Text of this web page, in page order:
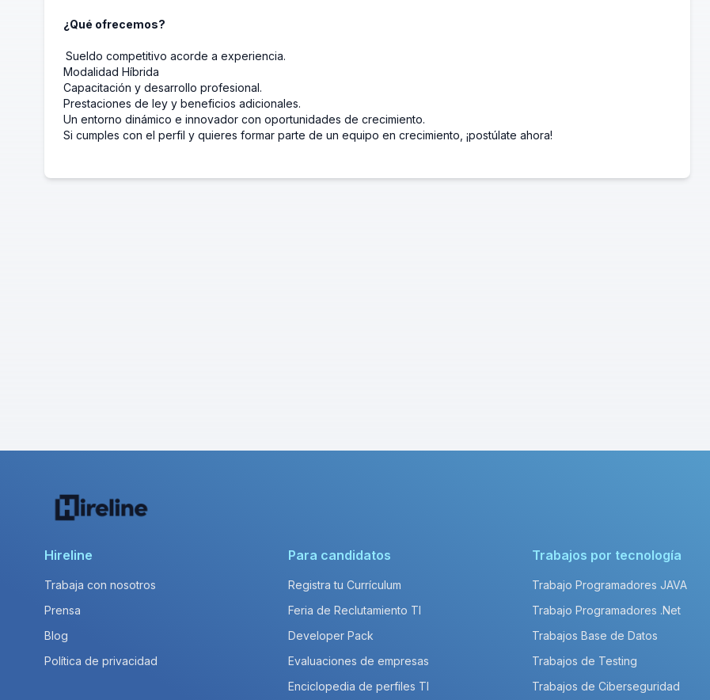
¿Qué ofrecemos?
Sueldo competitivo acorde a experiencia.
Modalidad Híbrida
Capacitación y desarrollo profesional.
Prestaciones de ley y beneficios adicionales.
Un entorno dinámico e innovador con oportunidades de crecimiento.
Si cumples con el perfil y quieres formar parte de un equipo en crecimiento, ¡postúlate ahora!
Hireline
Trabaja con nosotros
Prensa
Blog
Política de privacidad
Para candidatos
Registra tu Currículum
Feria de Reclutamiento TI
Developer Pack
Evaluaciones de empresas
Enciclopedia de perfiles TI
Trabajos por tecnología
Trabajo Programadores JAVA
Trabajo Programadores .Net
Trabajos Base de Datos
Trabajos de Testing
Trabajos de Ciberseguridad